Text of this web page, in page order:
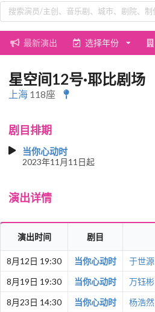
最新演出 选择年份
星空间12号·耶比剧场
上海 118座
剧目排期
当你心动时
2023年11月11日起
演出详情
演出时间 剧目
8月12日 19:30 当你心动时 于世源
8月19日 19:30
当你心动时 万钰彬
8月23日 14:30
当你心动时 杨浩然